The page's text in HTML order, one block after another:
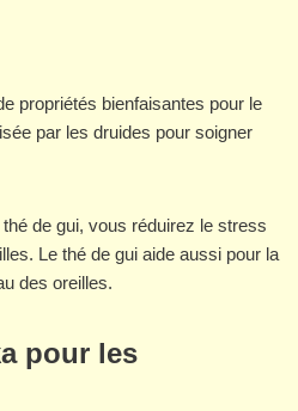
propriétés bienfaisantes pour le
par les druides pour soigner
de gui, vous réduirez le stress
Le thé de gui aide aussi pour la
des oreilles.
pour les